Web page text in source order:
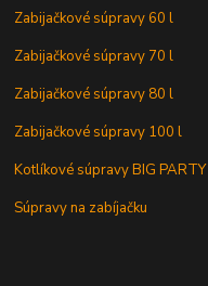
Zabijačkové súpravy 60 l
Zabijačkové súpravy 70 l
Zabijačkové súpravy 80 l
Zabijačkové súpravy 100 l
Kotlíkové súpravy BIG PARTY
Súpravy na zabíjačku